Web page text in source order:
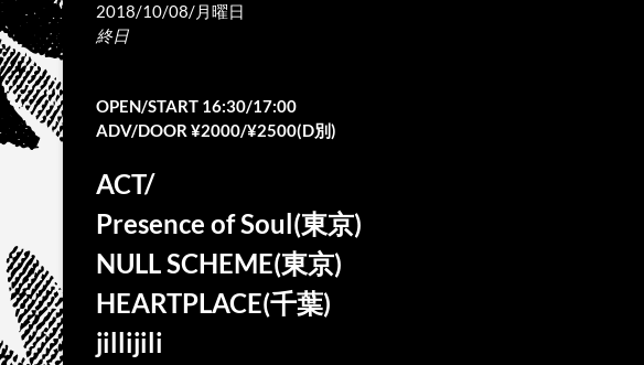
2018/10/08/月曜日
終日
OPEN/START 16:30/17:00
ADV/DOOR ¥2000/¥2500(D別)
ACT/
Presence of Soul(東京)
NULL SCHEME(東京)
HEARTPLACE(千葉)
jillijili